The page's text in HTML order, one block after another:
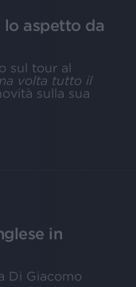
lo aspetto da
sul tour al
volta tutto il
sulla sua
in
Di Giacomo